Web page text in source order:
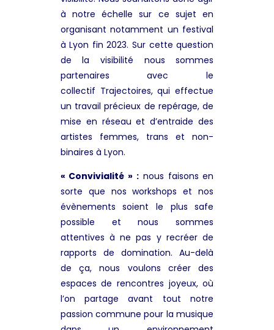
à notre échelle sur ce sujet en
organisant notamment un festival
à Lyon fin 2023. Sur cette question
de la visibilité nous sommes
partenaires avec le
collectif Trajectoires, qui effectue
un travail précieux de repérage, de
mise en réseau et d’entraide des
artistes femmes, trans et non-
binaires à Lyon.
« Convivialité » : nous faisons en
sorte que nos workshops et nos
évènements soient le plus safe
possible et nous sommes
attentives à ne pas y recréer de
rapports de domination. Au-delà
de ça, nous voulons créer des
espaces de rencontres joyeux, où
l’on partage avant tout notre
passion commune pour la musique